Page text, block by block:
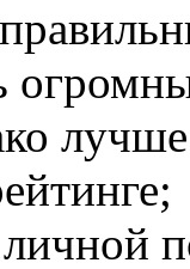
личной